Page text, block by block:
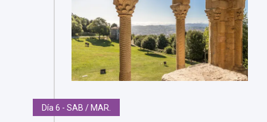
Día 6 - SAB / MAR.